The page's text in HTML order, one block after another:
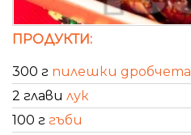
ПРОДУКТИ:
300 г пилешки дробчета
2 глави лук
100 г гъби